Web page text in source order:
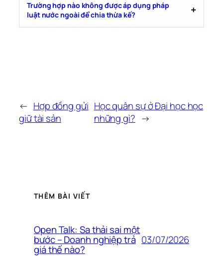
Trường hợp nào không được áp dụng pháp
luật nước ngoài để chia thừa kế?
← Hợp đồng gửi
giữ tài sản
Học quân sự ở Đại học học
những gì? →
THÊM BÀI VIẾT
Open Talk: Sa thải sai một
bước – Doanh nghiệp trả
giá thế nào?
03/07/2026